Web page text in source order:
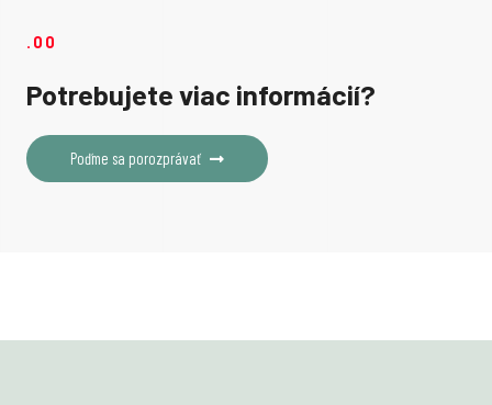
.00
Potrebujete viac informácií?
Poďme sa porozprávať